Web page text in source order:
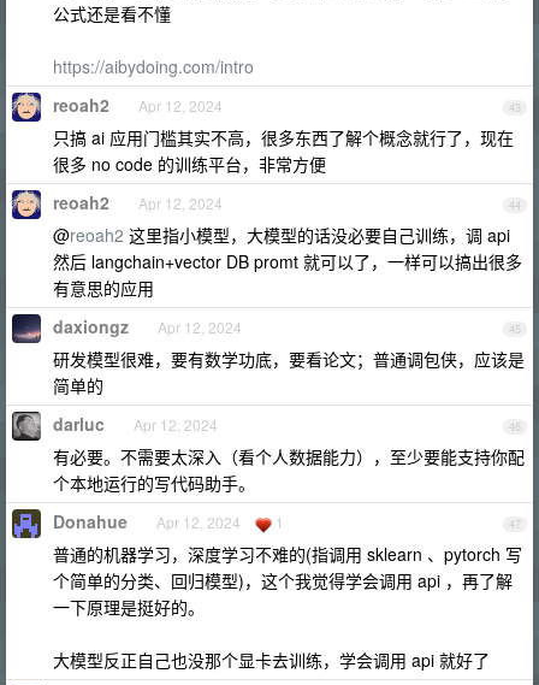
公式还是看不懂
https://aibydoing.com/intro
43
reoah2 Apr 12, 2024
只搞 ai 应用门槛其实不高，很多东西了解个概念就行了，现在
很多 no code 的训练平台，非常方便
44
reoah2 Apr 12, 2024
@reoah2 这里指小模型，大模型的话没必要自己训练，调 api
然后 langchain+vector DB promt 就可以了，一样可以搞出很多
有意思的应用
45
daxiongz Apr 12, 2024
研发模型很难，要有数学功底，要看论文；普通调包侠，应该是
简单的
46
darluc Apr 12, 2024
有必要。不需要太深入（看个人数据能力），至少要能支持你配
个本地运行的写代码助手。
47
Donahue Apr 12, 2024 1
普通的机器学习，深度学习不难的(指调用 sklearn 、pytorch 写
个简单的分类、回归模型)，这个我觉得学会调用 api ，再了解
一下原理是挺好的。
大模型反正自己也没那个显卡去训练，学会调用 api 就好了